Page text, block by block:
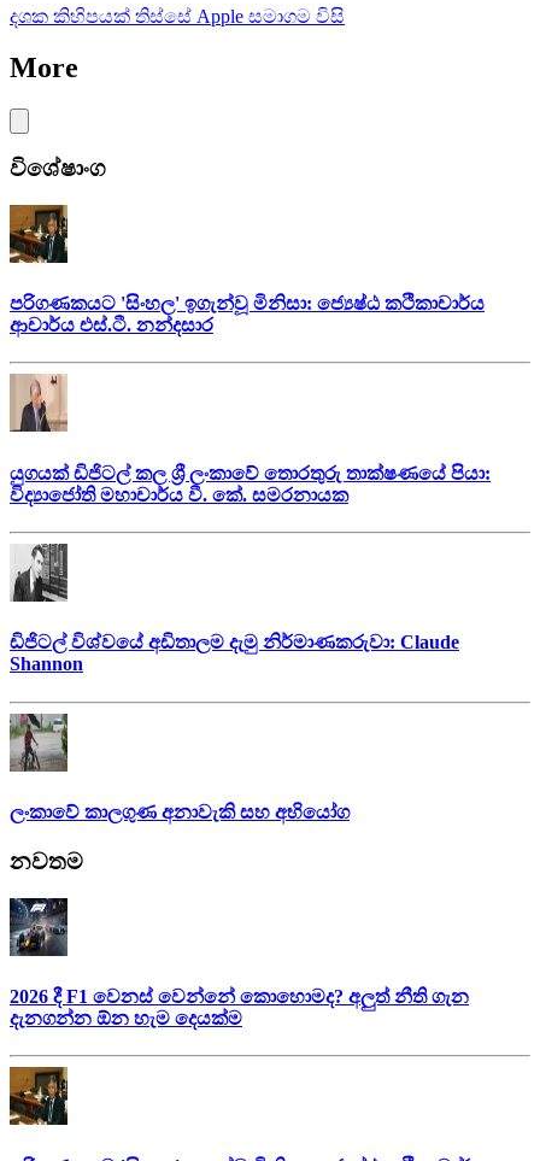
දශක කිහිපයක් තිස්සේ Apple සමාගම විසි
More
විශේෂාංග
පරිගණකයට 'සිංහල' ඉගැන්වූ මිනිසා: ජ්‍යෙෂ්ඨ කථිකාචාර්ය
ආචාර්ය එස්.ටී. නන්දසාර
යුගයක් ඩිජිටල් කල ශ්‍රී ලංකාවේ තොරතුරු තාක්ෂණයේ පියා:
විද්‍යාජෝති මහාචාර්ය වී. කේ. සමරනායක
ඩිජිටල් විශ්වයේ අඩිතාලම දැමු නිර්මාණකරුවා: Claude
Shannon
ලංකාවේ කාලගුණ අනාවැකි සහ අභියෝග
නවතම
2026 දී F1 වෙනස් වෙන්නේ කොහොමද? අලුත් නීති ගැන
දැනගන්න ඕන හැම දෙයක්ම